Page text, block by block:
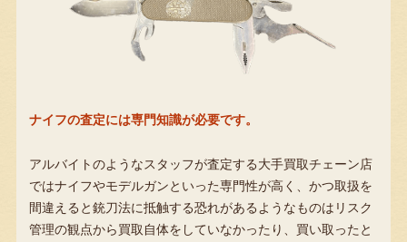
ナイフの査定には専門知識が必要です。
アルバイトのようなスタッフが査定する大手買取チェーン店
ではナイフやモデルガンといった専門性が高く、かつ取扱を
間違えると銃刀法に抵触する恐れがあるようなものはリスク
管理の観点から買取自体をしていなかったり、買い取ったと